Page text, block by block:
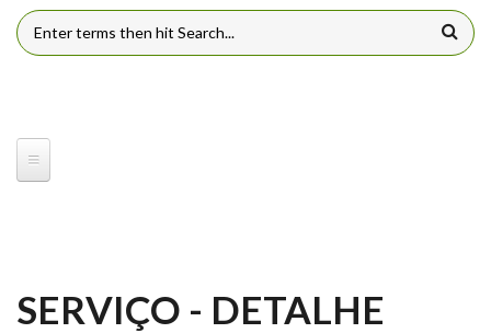
FORMULÁRIO DE BUSCA
SERVIÇO - DETALHE